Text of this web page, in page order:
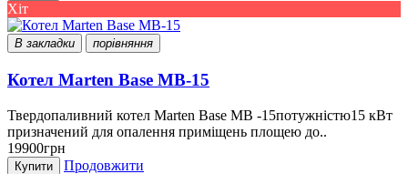
Хіт
В закладки порівняння
Котел Marten Base MB-15
Твердопаливний котел Marten Base MB -15потужністю15 кВт
призначений для опалення приміщень площею до..
19900грн
Купити
Продовжити